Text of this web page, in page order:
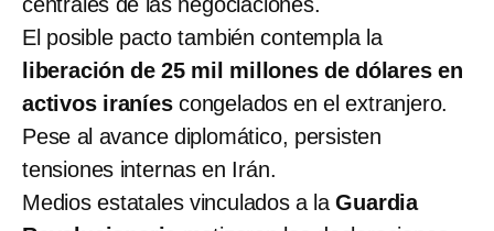
centrales de las negociaciones.
El posible pacto también contempla la
liberación de 25 mil millones de dólares en
activos iraníescongelados en el extranjero.
Pese al avance diplomático, persisten
tensiones internas en Irán.
Medios estatales vinculados a laGuardia